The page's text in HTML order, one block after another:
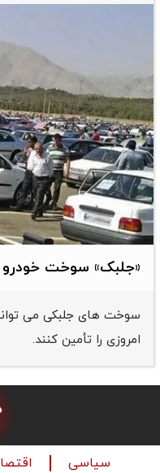
«جلبک» سوخت
سوخت های جلبکی می
امروزی را تأمین کنند.
سیاسی